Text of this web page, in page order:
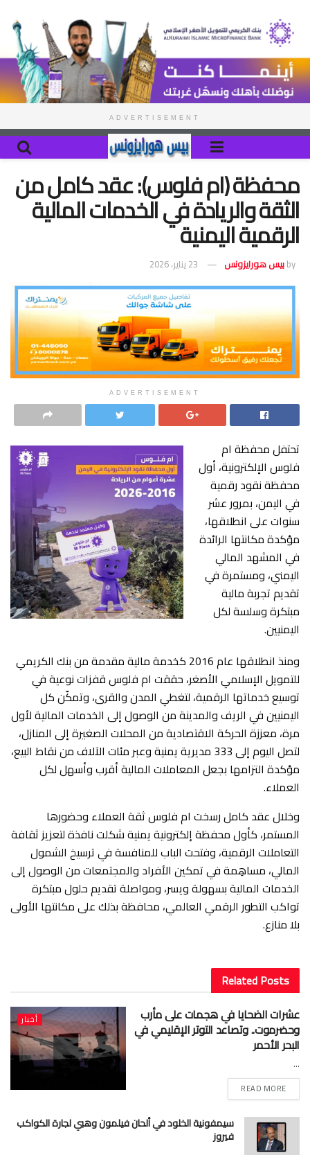
ADVERTISEMENT
محفظة (ام فلوس): عقد كامل من
الثقة والريادة في الخدمات المالية
الرقمية اليمنية
byبيس هورايزونس 23 يناير، 2026
ADVERTISEMENT
تحتفل محفظة ام
فلوس الإلكترونية، أول
محفظة نقود رقمية
في اليمن، بمرور عشر
سنوات على انطلاقها،
مؤكدة مكانتها الرائدة
في المشهد المالي
اليمني، ومستمرة في
تقديم تجربة مالية
مبتكرة وسلسة لكل
اليمنيين.
ومنذ انطلاقها عام 2016 كخدمة مالية مقدمة من بنك الكريمي
للتمويل الإسلامي الأصغر، حققت ام فلوس قفزات نوعية في
توسيع خدماتها الرقمية، لتغطي المدن والقرى، وتمكّن كل
اليمنيين في الريف والمدينة من الوصول إلى الخدمات المالية لأول
مرة، معززة الحركة الاقتصادية من المحلات الصغيرة إلى المنازل،
لتصل اليوم إلى 333 مديرية يمنية وعبر مئات الآلاف من نقاط البيع،
مؤكدة التزامها بجعل المعاملات المالية أقرب وأسهل لكل
العملاء.
وخلال عقد كامل رسخت ام فلوس ثقة العملاء وحضورها
المستمر، كأول محفظة إلكترونية يمنية شكلت نافذة لتعزيز ثقافة
التعاملات الرقمية، وفتحت الباب للمنافسة في ترسيخ الشمول
المالي، مساهِمة في تمكين الأفراد والمجتمعات من الوصول إلى
الخدمات المالية بسهولة ويسر، ومواصلة تقديم حلول مبتكرة
تواكب التطور الرقمي العالمي، محافظة بذلك على مكانتها الأولى
بلا منازع.
RelatedPosts
أخبار عشرات الضحايا في هجمات على مأرب
وحضرموت.. وتصاعد التوتر الإقليمي في
البحر الأحمر
...
READ MORE
سيمفونية الخلود في ألحان فيلمون وهبي لجارة الكواكب
فيروز